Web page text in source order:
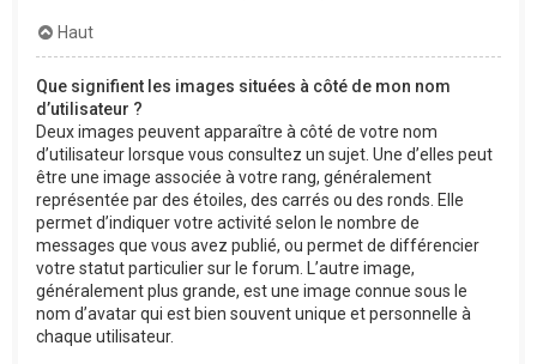
Haut
Que signifient les images situées à côté de mon nom
d’utilisateur ?
Deux images peuvent apparaître à côté de votre nom
d’utilisateur lorsque vous consultez un sujet. Une d’elles peut
être une image associée à votre rang, généralement
représentée par des étoiles, des carrés ou des ronds. Elle
permet d’indiquer votre activité selon le nombre de
messages que vous avez publié, ou permet de différencier
votre statut particulier sur le forum. L’autre image,
généralement plus grande, est une image connue sous le
nom d’avatar qui est bien souvent unique et personnelle à
chaque utilisateur.